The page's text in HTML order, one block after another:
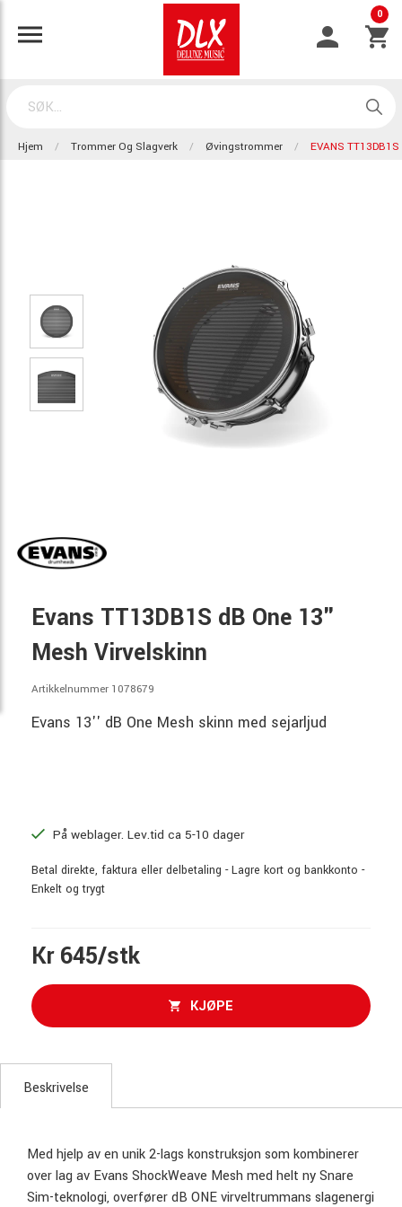
0
Hjem Trommer Og Slagverk Øvingstrommer EVANS
Evans TT13DB1S dB One 13"
Mesh Virvelskinn
Artikkelnummer 1078679
Evans 13'' dB One Mesh skinn med sejarljud
På weblager. Lev.tid ca 5-10 dager
Betal direkte, faktura eller delbetaling - Lagre kort og bankkonto -
Enkelt og trygt
Kr 645/stk
KJØPE
Beskrivelse
Med hjelp av en unik 2-lags konstruksjon som kombinerer
over lag av Evans ShockWeave Mesh med helt ny Snare
Sim-teknologi, overfører dB ONE virveltrummans slagenergi